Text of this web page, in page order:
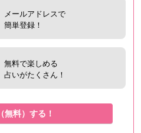
メールアドレスで
簡単登録！
無料で楽しめる
占いがたくさん！
無料）する！